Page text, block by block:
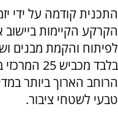
התכנית קודמה על ידי
הקרקע הקיימות ביישוב
בלבד
הרוחב הארוך ביותר
טבעי לשטחי ציבור.